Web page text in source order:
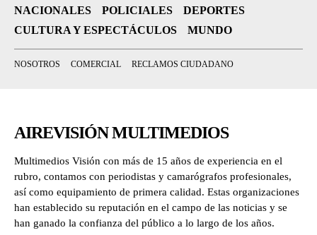
NACIONALES
POLICIALES
DEPORTES
CULTURA Y ESPECTÁCULOS
MUNDO
NOSOTROS COMERCIAL RECLAMOS CIUDADANO
AIREVISIÓN MULTIMEDIOS
Multimedios Visión con más de 15 años de experiencia en el
rubro, contamos con periodistas y camarógrafos profesionales,
así como equipamiento de primera calidad. Estas organizaciones
han establecido su reputación en el campo de las noticias y se
han ganado la confianza del público a lo largo de los años.